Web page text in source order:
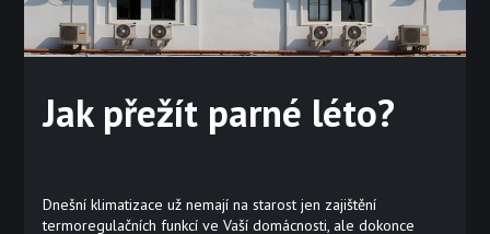
Jak přežít parné léto?
Dnešní klimatizace už nemají na starost jen zajištění
termoregulačních funkcí ve Vaší domácnosti, ale dokonce